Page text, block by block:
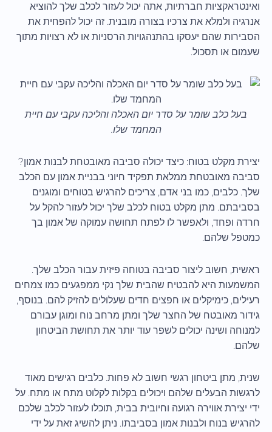
ואינטראקציות חברתיות, אתה יכול לעזור לכלב שלך להוציא
אנרגיה ולמלא את צרכיו בצורה מובנית. זה יכול להפחית את
הסבירות שהם יעסקו בהתנהגויות הרסניות או לא רצויות מתוך
שעמום או תסכול.
בעל כלב שומר על סדר יום האכלה והליכה עקבי עם חיית
המחמד שלו.
יצירת מקלט בטוח: כיצד יכולה סביבה מאובטחת לבנות אמון?
סביבה מאובטחת ממלאת תפקיד חיוני בבניית אמון עם הכלב
שלך. כלבים, כמו בני אדם, צריכים להרגיש בטוחים ומוגנים
בסביבתם. מתן מקלט בטוח לכלב שלך יכול לעזור להקל על
חרדה ופחד, ולאפשר לו לפתח תחושה עמוקה של אמון בך
כמטפל שלהם.
ראשית, חשוב ליצור סביבה בטוחה פיזית עבור הכלב שלך.
המשמעות היא להבטיח שהבית שלך נקי ממפגעים כמו צמחים
רעילים, כימיקלים או חפצים חדים שעלולים להזיק להם. בנוסף,
גידור מאובטח של החצר שלך ומתן מרחב נוח ומוגן עבורם
למנוחה ושינה יכולים לשפר עוד יותר את תחושת הביטחון
שלהם.
שנית, מתן ביטחון רגשי חשוב לא פחות. כלבים רגישים מאוד
לרגשות הבעלים שלהם ויכולים בקלות לקלוט מתח או מתח. על
ידי יצירת אווירה רגועה וחיובית בבית, תוכלו לעזור לכלב שלכם
להרגיש בנוח ולבנות אמון בסביבתו. ניתן להשיג זאת על ידי